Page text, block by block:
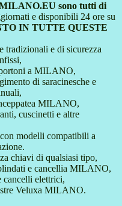
sono tutti di
e disponibili 24 ore su
IN TUTTE QUESTE
tradizionali e di sicurezza
a MILANO,
di saracinesche e
MILANO,
cuscinetti e altre
modelli compatibili a
chiavi di qualsiasi tipo,
e cancellia MILANO,
cancelli elettrici,
Veluxa MILANO.